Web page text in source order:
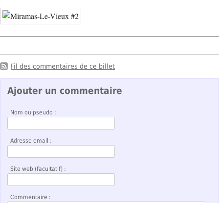
Fil des commentaires de ce billet
Ajouter un commentaire
Nom ou pseudo :
Adresse email :
Site web (facultatif) :
Commentaire :